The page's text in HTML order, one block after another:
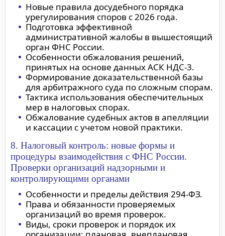
Новые правила досудебного порядка
урегулирования споров с 2026 года.
Подготовка эффективной
административной жалобы в вышестоящий
орган ФНС России.
Особенности обжалования решений,
принятых на основе данных АСК НДС-3.
Формирование доказательственной базы
для арбитражного суда по сложным спорам.
Тактика использования обеспечительных
мер в налоговых спорах.
Обжалование судебных актов в апелляции
и кассации с учетом новой практики.
8. Налоговый контроль: новые формы и
процедуры взаимодействия с ФНС России.
Проверки организаций надзорными и
контролирующими органами
Особенности и пределы действия 294-ФЗ.
Права и обязанности проверяемых
организаций во время проверок.
Виды, сроки проверок и порядок их